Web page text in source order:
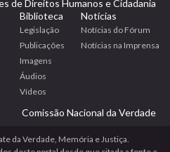
de Direitos Humanos e Cidadania
Biblioteca
Legislação
Publicações
Imagens
Áudios
Vídeos
Notícias
Notícias do Fórum
Notícias na Imprensa
Comissão Nacional da Verdade
da Verdade, Memória e Justiça.